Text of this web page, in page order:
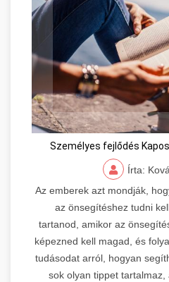
Személyes fejlődés
Írta:
Az emberek azt mondják,
az önsegítéshez tudni
tartanod, amikor az
képezned kell magad, és
tudásodat arról, hogyan
sok olyan tippet